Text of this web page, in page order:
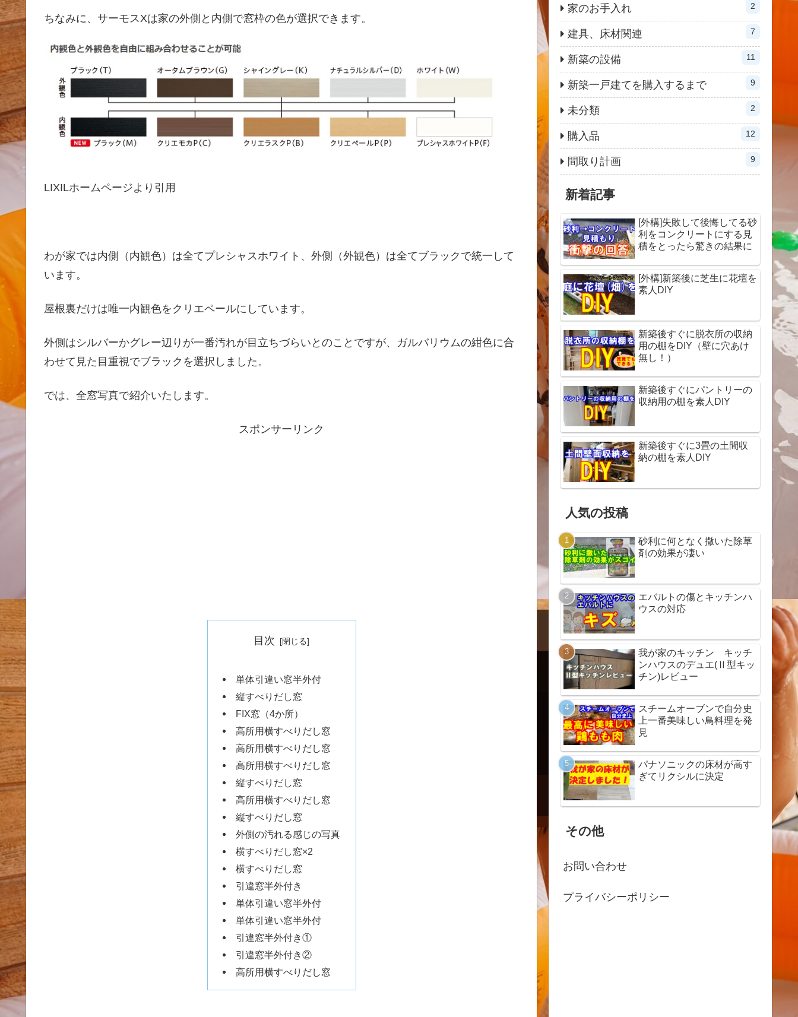
ちなみに、サーモスXは家の外側と内側で窓枠の色が選択できます。
LIXILホームページより引用
わが家では内側（内観色）は全てプレシャスホワイト、外側（外観色）は全てブラックで統一して
います。
屋根裏だけは唯一内観色をクリエペールにしています。
外側はシルバーかグレー辺りが一番汚れが目立ちづらいとのことですが、ガルバリウムの紺色に合
わせて見た目重視でブラックを選択しました。
では、全窓写真で紹介いたします。
スポンサーリンク
目次
単体引違い窓半外付
縦すべりだし窓
FIX窓（4か所）
高所用横すべりだし窓
高所用横すべりだし窓
高所用横すべりだし窓
縦すべりだし窓
高所用横すべりだし窓
縦すべりだし窓
外側の汚れる感じの写真
横すべりだし窓×2
横すべりだし窓
引違窓半外付き
単体引違い窓半外付
単体引違い窓半外付
引違窓半外付き①
引違窓半外付き②
高所用横すべりだし窓
家のお手入れ 2
建具、床材関連 7
新築の設備 11
新築一戸建てを購入するまで 9
未分類 2
購入品 12
間取り計画 9
新着記事
[外構]失敗して後悔してる砂
利をコンクリートにする見
積をとったら驚きの結果に
[外構]新築後に芝生に花壇を
素人DIY
新築後すぐに脱衣所の収納
用の棚をDIY（壁に穴あけ
無し！）
新築後すぐにパントリーの
収納用の棚を素人DIY
新築後すぐに3畳の土間収
納の棚を素人DIY
人気の投稿
砂利に何となく撒いた除草
剤の効果が凄い
エバルトの傷とキッチンハ
ウスの対応
我が家のキッチン キッチ
ンハウスのデュエ(Ⅱ型キッ
チン)レビュー
スチームオーブンで自分史
上一番美味しい鳥料理を発
見
パナソニックの床材が高す
ぎてリクシルに決定
その他
お問い合わせ
プライバシーポリシー